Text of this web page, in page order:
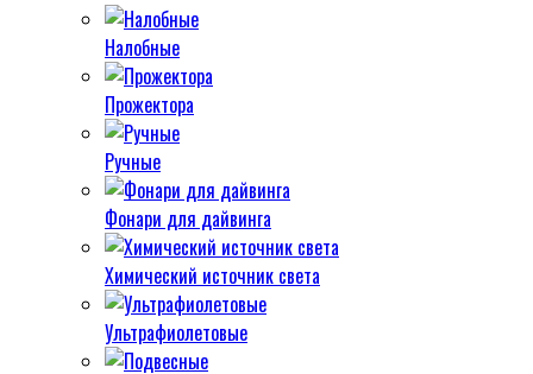
Налобные
Прожектора
Ручные
Фонари для дайвинга
Химический источник света
Ультрафиолетовые